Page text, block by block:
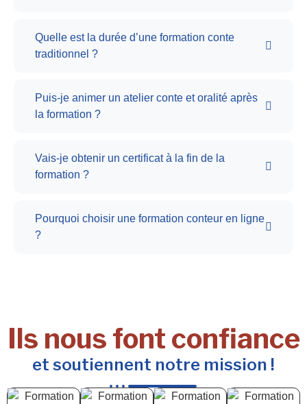
Quelle est la durée d’une formation conte
traditionnel ?
Puis-je animer un atelier conte et oralité après
la formation ?
Vais-je obtenir un certificat à la fin de la
formation ?
Pourquoi choisir une formation conteur en ligne
?
Ils nous font confiance
et soutiennent notre mission !